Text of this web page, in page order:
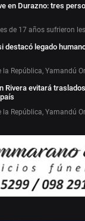
en Durazno: tres
de 17 años sufrieron
destacó legado
la República, Yamandú
Rivera evitará
la República, Yamandú